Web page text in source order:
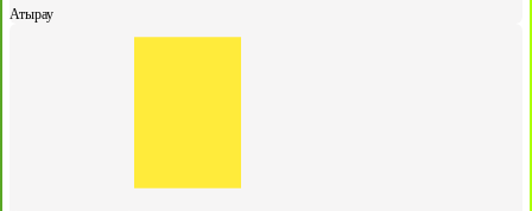
Атырау